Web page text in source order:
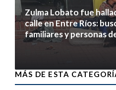
Zulma Lobato fue
calle en Entre Ríos:
familiares y personas
MÁS DE ESTA